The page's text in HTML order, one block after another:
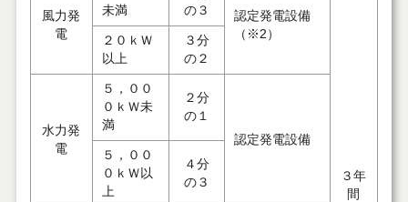
３年
間
風力発
電
未満
の３
認定発電設備
（※2）
２０ｋＷ
以上
３分
の２
水力発
電
５，００
０ｋＷ未
満
２分
の１
認定発電設備
５，００
０ｋＷ以
上
４分
の３